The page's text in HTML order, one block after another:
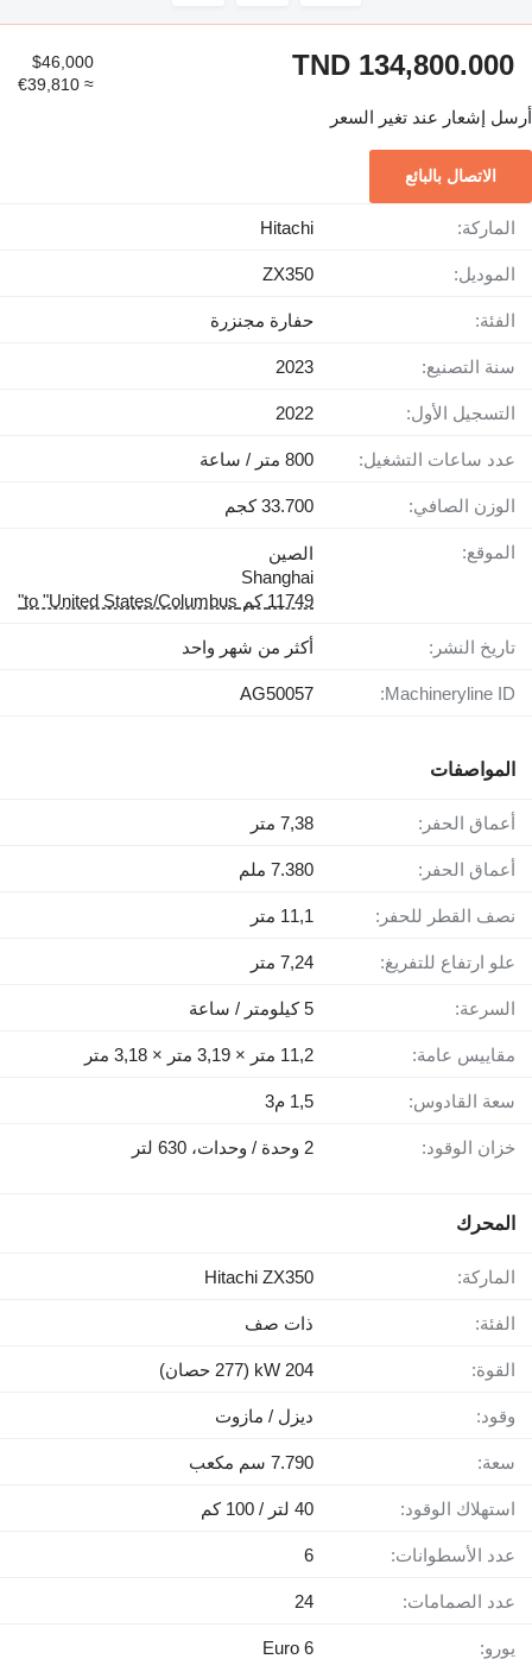
TND 134,800.000
$46,000
≈ €39,810
أرسل إشعار عند تغير السعر
الاتصال بالبائع
الماركة: Hitachi
الموديل: ZX350
الفئة: حفارة مجنزرة
سنة التصنيع: 2023
التسجيل الأول: 2022
عدد ساعات التشغيل: 800 متر / ساعة
الوزن الصافي: 33.700 كجم
الموقع:
الصين
Shanghai
11749 كم to "United States/Columbus"
تاريخ النشر: أكثر من شهر واحد
Machineryline ID:
AG50057
المواصفات
أعماق الحفر: 7,38 متر
أعماق الحفر: 7.380 ملم
نصف القطر للحفر: 11,1 متر
علو ارتفاع للتفريغ: 7,24 متر
السرعة: 5 كيلومتر / ساعة
مقاييس عامة: 11,2 متر × 3,19 متر × 3,18 متر
سعة القادوس: 1,5 م3
خزان الوقود: 2 وحدة / وحدات، 630 لتر
المحرك
الماركة: Hitachi ZX350
الفئة: ذات صف
القوة: 204 kW (277 حصان)
وقود: ديزل / مازوت
سعة: 7.790 سم مكعب
استهلاك الوقود: 40 لتر / 100 كم
عدد الأسطوانات: 6
عدد الصمامات: 24
يورو: Euro 6